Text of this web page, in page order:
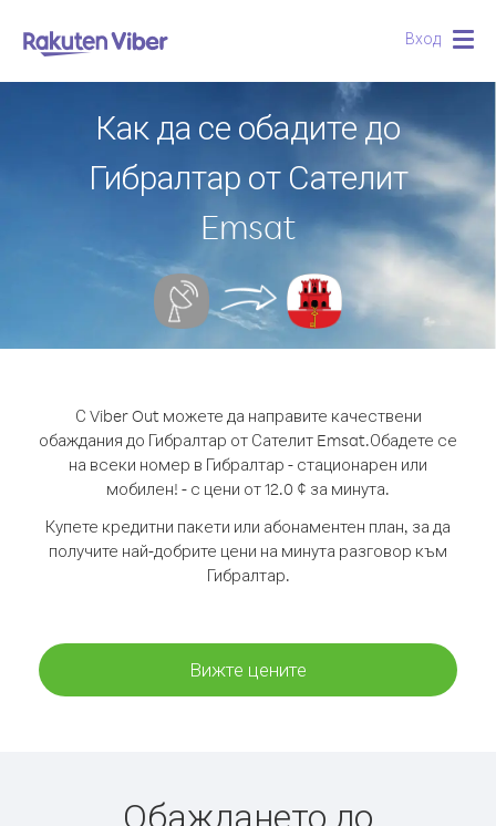
Вход
Как да се обадите до
Гибралтар от Сателит
Emsat
С Viber Out можете да направите качествени
обаждания до Гибралтар от Сателит Emsat.Обадете се
на всеки номер в Гибралтар - стационарен или
мобилен! - с цени от 12.0 ¢ за минута.
Купете кредитни пакети или абонаментен план, за да
получите най-добрите цени на минута разговор към
Гибралтар.
Вижте цените
Обаждането до